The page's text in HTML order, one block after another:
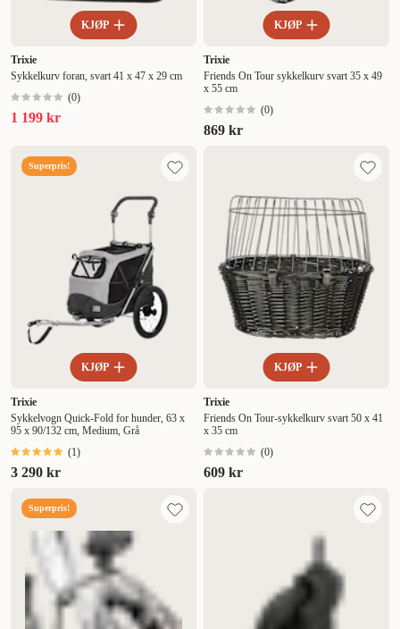
KJØP
Trixie
Sykkelkurv foran, svart 41 x 47 x 29 cm
(0)
1 199 kr
KJØP
Trixie
Friends On Tour sykkelkurv svart 35 x 49
x 55 cm
(0)
869 kr
Superpris!
KJØP
Trixie
Sykkelvogn Quick-Fold for hunder, 63 x
95 x 90/132 cm, Medium, Grå
(1)
3 290 kr
KJØP
Trixie
Friends On Tour-sykkelkurv svart 50 x 41
x 35 cm
(0)
609 kr
Superpris!